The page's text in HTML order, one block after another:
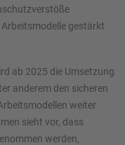
gestärkt
ab 2025 die Umsetzung
anderem den sicheren
weiter
sieht vor, dass
werden,